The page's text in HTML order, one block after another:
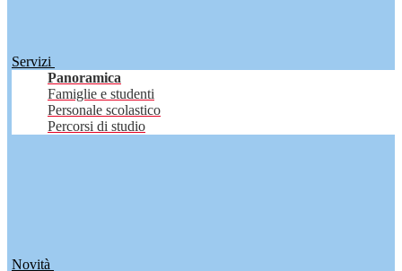
Servizi
Panoramica
Famiglie e studenti
Personale scolastico
Percorsi di studio
Novità